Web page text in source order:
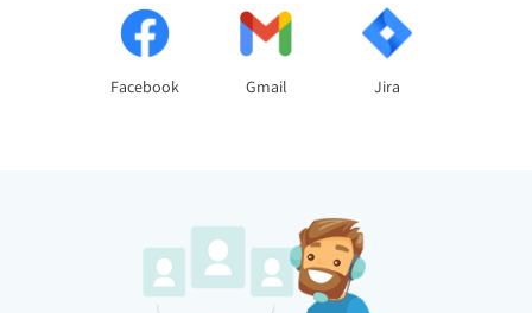
Jira
Gmail
Facebook